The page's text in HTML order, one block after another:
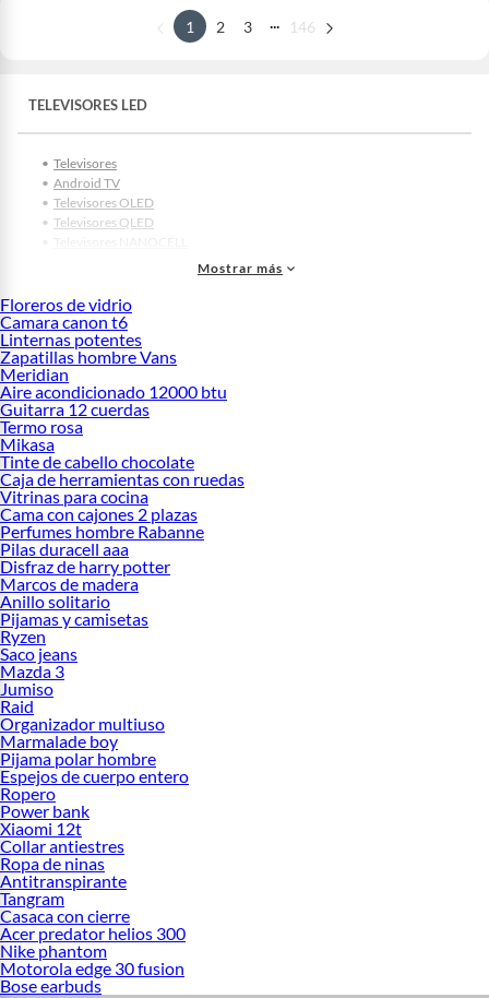
1 2 3 ... 146
TELEVISORES LED
Televisores
Android TV
Televisores OLED
Televisores QLED
Televisores NANOCELL
TV 43 pulgadas
TV 50 pulgadas
TV 55 pulgadas
TV 58 pulgadas
TV 60 pulgadas
TV 65 pulgadas
TV 70 pulgadas
TV 75 pulgadas
TV 85 pulgadas
TV LG 43 pulgadas
TV LG 50 pulgadas
TV LG 65 pulgadas
TV LG 55 pulgadas
TV Samsung 43 pulgadas
TV Samsung 65 pulgadas
TV Samsung 50 pulgadas
TV Samsung 55 pulgadas
Sony Bravia
Samsung The Frame
Marcas
Televisores Samsung
Televisor LG
Televisores Philips
Televisores Sony
Televisores JVC
Televisores Hyundai
Televisores Xiaomi
Televisores Hisense
Eventos Falabella:
Cyber WOW
Mostrar más
Floreros de vidrio
Camara canon t6
Linternas potentes
Zapatillas hombre Vans
Meridian
Aire acondicionado 12000 btu
Guitarra 12 cuerdas
Termo rosa
Mikasa
Tinte de cabello chocolate
Caja de herramientas con ruedas
Vitrinas para cocina
Cama con cajones 2 plazas
Perfumes hombre Rabanne
Pilas duracell aaa
Disfraz de harry potter
Marcos de madera
Anillo solitario
Pijamas y camisetas
Ryzen
Saco jeans
Mazda 3
Jumiso
Raid
Organizador multiuso
Marmalade boy
Pijama polar hombre
Espejos de cuerpo entero
Ropero
Power bank
Xiaomi 12t
Collar antiestres
Ropa de ninas
Antitranspirante
Tangram
Casaca con cierre
Acer predator helios 300
Nike phantom
Motorola edge 30 fusion
Bose earbuds